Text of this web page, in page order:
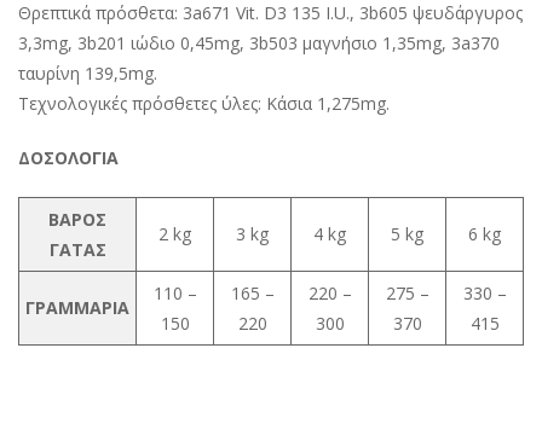
Θρεπτικά πρόσθετα: 3a671 Vit. D3 135 I.U., 3b605 ψευδάργυρος
3,3mg, 3b201 ιώδιο 0,45mg, 3b503 μαγνήσιο 1,35mg, 3a370
ταυρίνη 139,5mg.
Τεχνολογικές πρόσθετες ύλες: Κάσια 1,275mg.
ΔΟΣΟΛΟΓΙΑ
ΒΑΡΟΣ
ΓΑΤΑΣ
2 kg 3 kg 4 kg 5 kg 6 kg
ΓΡΑΜΜΑΡΙΑ
110 –
150
165 –
220
220 –
300
275 –
370
330 –
415